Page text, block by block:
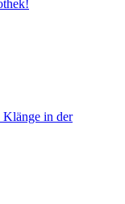
Klänge in der